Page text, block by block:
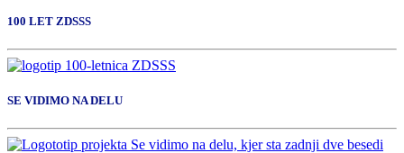
100 LET ZDSSS
SE VIDIMO NA DELU